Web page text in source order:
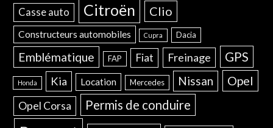
Casse auto Citroën Clio
Constructeurs automobiles Cupra Dacia
Emblématique FAP Fiat Freinage GPS
Honda Kia Location Mercedes Nissan Opel
Opel Corsa Permis de conduire